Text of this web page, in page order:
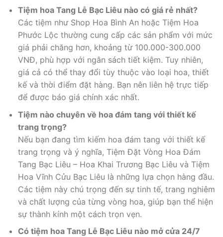
Tiệm hoa Tang Lễ Bạc Liêu nào có giá rẻ nhất?
Các tiệm như Shop Hoa Bình An hoặc Tiệm Hoa
Phước Lộc thường cung cấp các sản phẩm với mức
giá phải chăng hơn, khoảng từ 100.000-300.000
VNĐ, phù hợp với ngân sách tiết kiệm. Tuy nhiên,
giá cả có thể thay đổi tùy thuộc vào loại hoa, thiết
kế và thời điểm đặt hàng. Bạn nên liên hệ trực tiếp
để được báo giá chính xác nhất.
Tiệm nào chuyên về hoa đám tang với thiết kế
trang trọng?
Nếu bạn đang tìm kiếm hoa đám tang với thiết kế
trang trọng và ý nghĩa, Tiệm Đặt Vòng Hoa Đám
Tang Bạc Liêu – Hoa Khai Trương Bạc Liêu và Tiệm
Hoa Vĩnh Cửu Bạc Liêu là những lựa chọn hàng đầu.
Các tiệm này chú trọng đến sự tinh tế, trang nghiêm
và chất lượng của từng vòng hoa, giúp bạn thể hiện
sự thành kính một cách trọn vẹn.
Có tiệm hoa Tang Lễ Bạc Liêu nào mở cửa 24/7